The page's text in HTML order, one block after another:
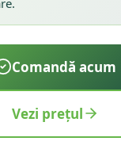
Comandă acum
Vezi prețul